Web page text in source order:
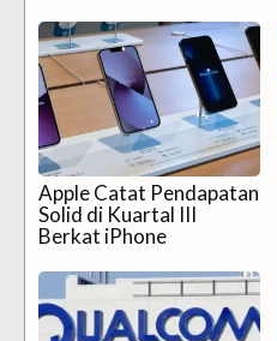
Apple Catat Pendapatan
Solid di Kuartal III
Berkat iPhone